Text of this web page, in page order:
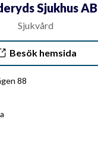
Sjukhus AB
Sjukvård
Besök hemsida
88